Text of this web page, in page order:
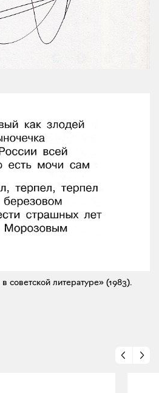
советской литературе» (1983).